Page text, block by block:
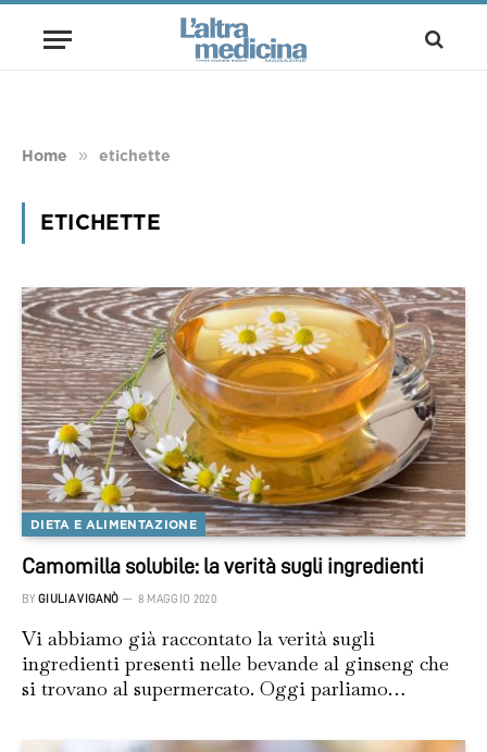
Home » etichette
ETICHETTE
DIETA E ALIMENTAZIONE
Camomilla solubile: la verità sugli ingredienti
BY GIULIA VIGANÒ 8 MAGGIO 2020
Vi abbiamo già raccontato la verità sugli
ingredienti presenti nelle bevande al ginseng che
si trovano al supermercato. Oggi parliamo…